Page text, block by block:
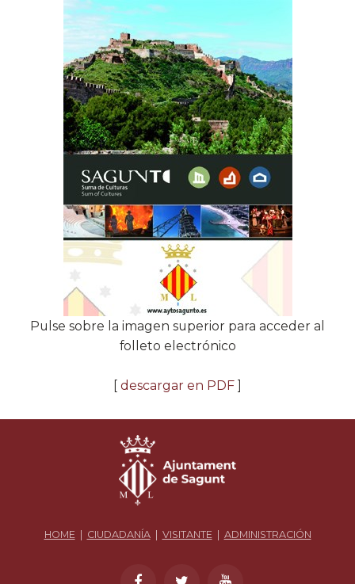
Pulse sobre la imagen superior para acceder al
folleto electrónico
descargar en PDF
HOME CIUDADANÍA| VISITANTE ADMINISTRACIÓN